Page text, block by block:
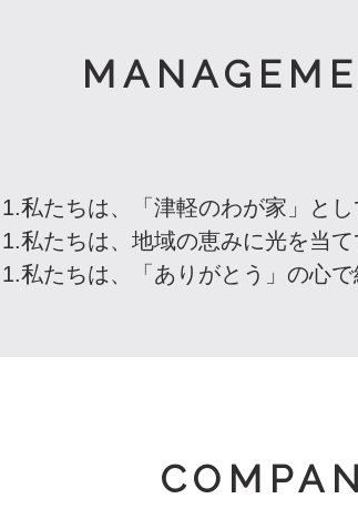
1.私たちは、「津軽のわが家」と
1.私たちは、地域の恵みに光を当
1.私たちは、「ありがとう」の心